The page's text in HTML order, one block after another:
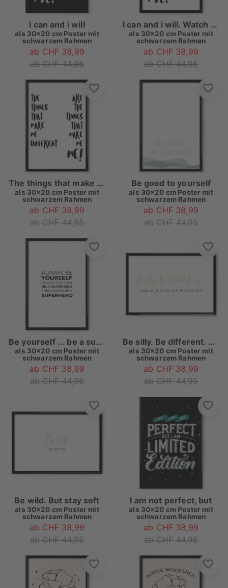
I can and i will
als 30x20 cm Poster mit
schwarzem Rahmen
ab CHF 38,99
ab CHF 44,95
I can and i will. Watch me
als 30x20 cm Poster mit
schwarzem Rahmen
ab CHF 38,99
ab CHF 44,95
The things that make me
als 30x20 cm Poster mit
schwarzem Rahmen
ab CHF 38,99
ab CHF 44,95
Be good to yourself
als 30x20 cm Poster mit
schwarzem Rahmen
ab CHF 38,99
ab CHF 44,95
Be yourself ... be a superhero
als 30x20 cm Poster mit
schwarzem Rahmen
ab CHF 38,99
ab CHF 44,95
Be silly. Be different. Be you
als 30x20 cm Poster mit
schwarzem Rahmen
ab CHF 38,99
ab CHF 44,95
Be wild. But stay soft
als 30x20 cm Poster mit
schwarzem Rahmen
ab CHF 38,99
ab CHF 44,95
I am not perfect, but
als 30x20 cm Poster mit
schwarzem Rahmen
ab CHF 38,99
ab CHF 44,95